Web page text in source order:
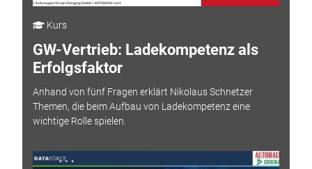
Kurs
GW-Vertrieb: Ladekompetenz als
Erfolgsfaktor
Anhand von fünf Fragen erklärt Nikolaus Schnetzer
Themen, die beim Aufbau von Ladekompetenz eine
wichtige Rolle spielen.